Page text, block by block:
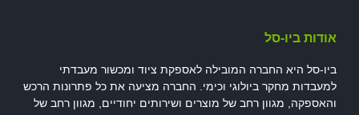
אודות ביו-סל
ביו-סל היא החברה המובילה לאספקת ציוד ומכשור מעבדתי
למעבדות מחקר ביולוגי וכימי. החברה מציעה את כל פתרונות הרכש
והאספקה, מגוון רחב של מוצרים ושירותים יחודיים, מגוון רחב של